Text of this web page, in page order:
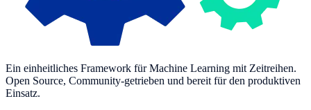
Ein einheitliches Framework für Machine Learning mit Zeitreihen.
Open Source, Community-getrieben und bereit für den produktiven
Einsatz.